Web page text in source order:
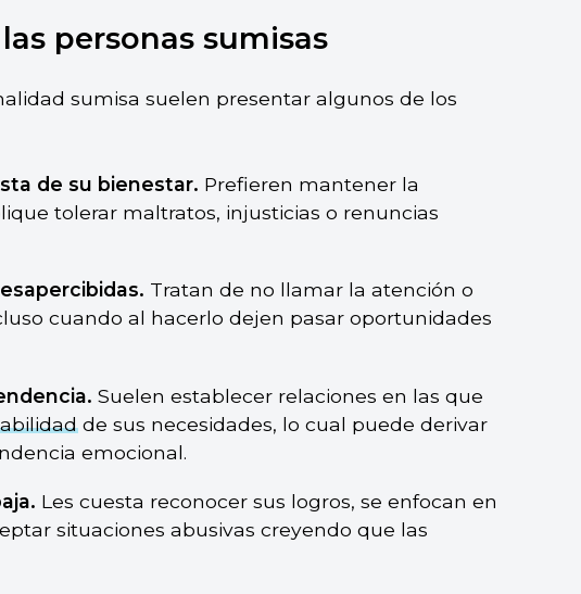
personas sumisas
sumisa suelen presentar algunos de los
de su bienestar. Prefieren mantener la
tolerar maltratos, injusticias o renuncias
Tratan de no llamar la atención o
cuando al hacerlo dejen pasar oportunidades
Suelen establecer relaciones en las que
de sus necesidades, lo cual puede derivar
emocional.
Les cuesta reconocer sus logros, se enfocan en
situaciones abusivas creyendo que las